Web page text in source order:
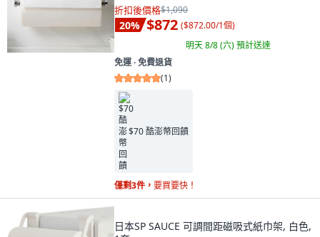
折扣後價格$1,090
20% $872 ($872.00/1個)
明天 8/8 (六)預計送達
免運 ∙ 免費退貨
(1)
$70 酷澎幣回饋
僅剩3件， 要買要快！
日本SP SAUCE 可調間距磁吸式紙巾架, 白色,